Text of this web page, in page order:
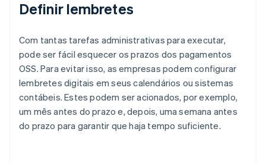
Definir lembretes
Com tantas tarefas administrativas para executar,
pode ser fácil esquecer os prazos dos pagamentos
OSS. Para evitar isso, as empresas podem configurar
lembretes digitais em seus calendários ou sistemas
contábeis. Estes podem ser acionados, por exemplo,
um mês antes do prazo e, depois, uma semana antes
do prazo para garantir que haja tempo suficiente.